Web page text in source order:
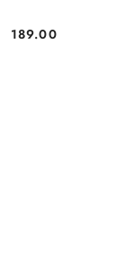
Cena:
189.00